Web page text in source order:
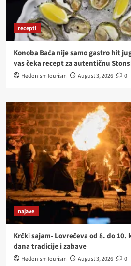
recepti
Konoba Baća nije samo gastro hit
vas čeka recept za autentičnu
HedonismTourism August 3, 2026 0
najave
Krčki sajam- Lovrečeva od 8. do 10.
dana tradicije i zabave
HedonismTourism August 3, 2026 0